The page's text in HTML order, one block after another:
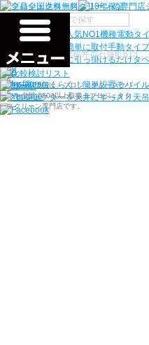
検索
機種から選ぶ
シアターハウス人気NO1機種電動タ
電源工事なしで簡単に取付手動タイプ
ネジ付きフックに引っ掛けるだけタ
プ
持ち運びらくらく！簡単設置モバイ
プロジェクターを天井にすっきり 天
〒910-0122 福井県福井市石盛町613
シアターハウスは、プロジェクタースクリ
ーンを全部で500以上取扱うプロジェクタ
ースクリーン専門店です。